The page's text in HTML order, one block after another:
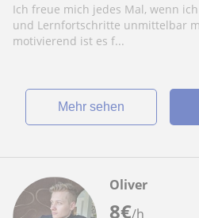
Ich freue mich jedes Mal, wenn
und Lernfortschritte unmittelbar
motivierend ist es f...
Mehr sehen
8€/h
Oliver